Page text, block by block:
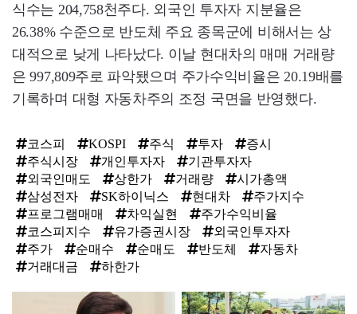
식수는 204,758천주다. 외국인 투자자 지분율은
26.38% 수준으로 반도체 주요 종목군에 비해서는 상
대적으로 낮게 나타났다. 이날 현대차의 매매 거래량
은 997,809주로 파악됐으며 주가수익비율은 20.19배를
기록하며 대형 자동차주의 조정 국면을 반영했다.
코스피 KOSPI 주식 투자
증시
주식시장
개인투자자
기관투자자
외국인매도
상한가 거래량
시가총액
삼성전자
SK하이닉스 현대차
주가지수
프로그램매매
차익실현
주가수익비율
코스피지수
유가증권시장
외국인투자자
주가
순매수 순매도 반도체
자동차
거래대금
하한가